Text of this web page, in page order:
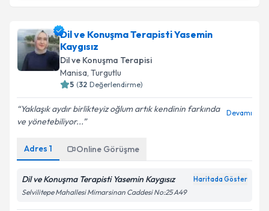
Uzm. Dr. Buket Belendir Eseniçin randevu takvimi
talebi oluşturun. Size bu uzmandan randevu almanız
için bir takvim hazırlandığında e-posta ile
bilgilendireceğiz.
Kişisel verilerimin işlenmesine ilişkin
Metni'ni okudum ve kişisel verilerimin belirtilen
kapsamda işlenmesini kabul ediyorum.
Dil ve Konuşma Terapisti Yasemin
Kaygısız
Dil ve Konuşma Terapisi
Manisa, Turgutlu
5 (32 Değerlendirme)
Yaklaşık aydır birlikteyiz oğlum artık kendinin farkında
ve yönetebiliyor...
Devamı
Adres 1 Online Görüşme
Dil ve Konuşma Terapisti Yasemin Kaygısız Haritada Göster
Selvilitepe Mahallesi Mimarsinan Caddesi No:25 A49